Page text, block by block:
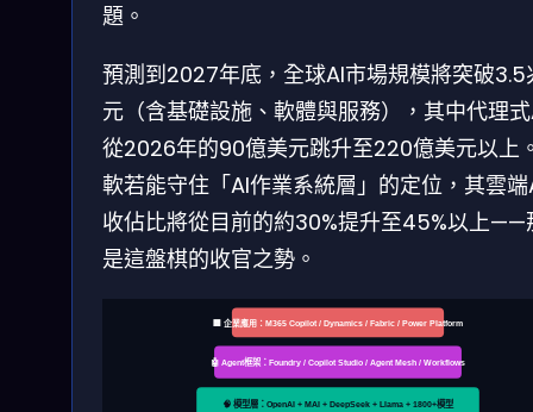
題。
預測到2027年底，全球AI市場規模將突破3.5
元（含基礎設施、軟體與服務），其中代理
從2026年的90億美元跳升至220億美元以上
軟若能守住「AI作業系統層」的定位，其雲
收佔比將從目前的約30%提升至45%以上——
是這盤棋的收官之勢。
🧠 模型層：OpenAI + MAI + DeepSeek + Llama + 1800+模型
🤖 Agent框架：Foundry / Copilot Studio / Agent Mesh / Workflows
🏢 企業應用：M365 Copilot / Dynamics / Fabric / Power Platform